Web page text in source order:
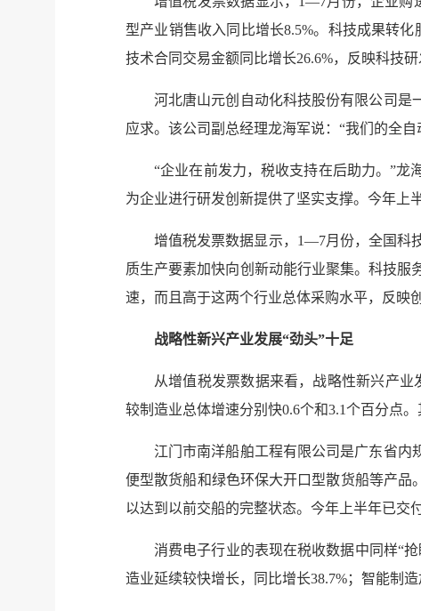
型产业销售收入同比增长8.5%。科技成果转
技术合同交易金额同比增长26.6%，反映科技
河北唐山元创自动化科技股份有限公司是
应求。该公司副总经理龙海军说：“我们的全
“企业在前发力，税收支持在后助力。”
为企业进行研发创新提供了坚实支撑。今年上
增值税发票数据显示，1—7月份，全国科
质生产要素加快向创新动能行业聚集。科技服
速，而且高于这两个行业总体采购水平，反映
战略性新兴产业发展“劲头”十足
从增值税发票数据来看，战略性新兴产业
较制造业总体增速分别快0.6个和3.1个百分点
江门市南洋船舶工程有限公司是广东省内
便型散货船和绿色环保大开口型散货船等产品
以达到以前交船的完整状态。今年上半年已交
消费电子行业的表现在税收数据中同样“
造业延续较快增长，同比增长38.7%；智能制